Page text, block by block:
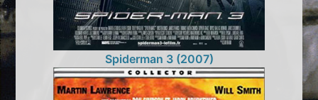
Spiderman 3 (2007)